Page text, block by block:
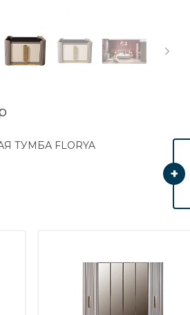
ТУМБА FLORYA
+